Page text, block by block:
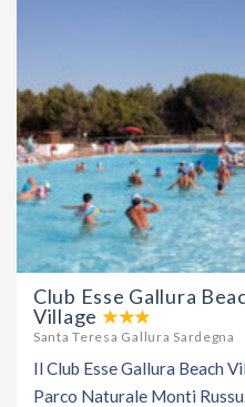
Club Esse Gallura
Village
Santa Teresa Gallura Sardegna
Il Club Esse Gallura Beach
Parco Naturale Monti